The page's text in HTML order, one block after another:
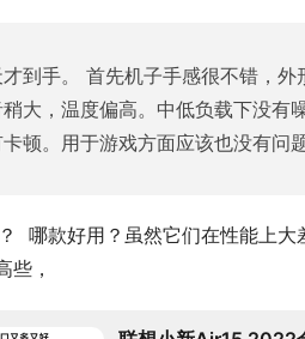
到手。 首先机子手感很不错，
大，温度偏高。中低负载下没有
顿。用于游戏方面应该也没有问题
哪款好用？虽然它们在性能上
些，